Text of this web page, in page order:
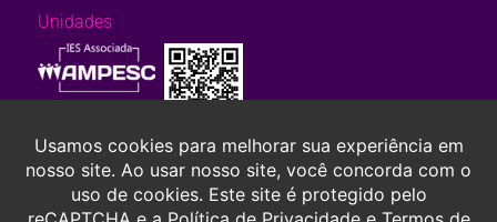
Unidades
Consulte aqui o cadastro da Instituição no Sistema e-Mec. Ou, se
preferir,clique aqui.